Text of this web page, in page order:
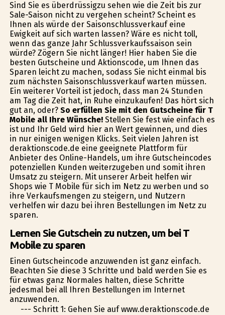
Sind Sie es überdrüssigzu sehen wie die Zeit bis zur
Sale-Saison nicht zu vergehen scheint? Scheint es
Ihnen als würde der Saisonschlussverkauf eine
Ewigkeit auf sich warten lassen? Wäre es nicht toll,
wenn das ganze Jahr Schlussverkaufssaison sein
würde? Zögern Sie nicht länger! Hier haben Sie die
besten Gutscheine und Aktionscode, um Ihnen das
Sparen leicht zu machen, sodass Sie nicht einmal bis
zum nächsten Saisonschlussverkauf warten müssen.
Ein weiterer Vorteil ist jedoch, dass man 24 Stunden
am Tag die Zeit hat, in Ruhe einzukaufen! Das hört sich
gut an, oder? So erfüllen Sie mit den Gutscheine für T
Mobile all Ihre Wünsche!Stellen Sie fest wie einfach es
ist und Ihr Geld wird hier an Wert gewinnen, und dies
in nur einigen wenigen Klicks. Seit vielen Jahren ist
deraktionscode.de eine geeignete Plattform für
Anbieter des Online-Handels, um ihre Gutscheincodes
potenziellen Kunden weiterzugeben und somit ihren
Umsatz zu steigern. Mit unserer Arbeit helfen wir
Shops wie T Mobile für sich im Netz zu werben und so
ihre Verkaufsmengen zu steigern, und Nutzern
verhelfen wir dazu bei ihren Bestellungen im Netz zu
sparen.
Lernen Sie Gutschein zu nutzen, um bei T
Mobile zu sparen
Einen Gutscheincode anzuwenden ist ganz einfach.
Beachten Sie diese 3 Schritte und bald werden Sie es
für etwas ganz Normales halten, diese Schritte
jedesmal bei all Ihren Bestellungen im Internet
anzuwenden.
--- Schritt 1: Gehen Sie auf www.deraktionscode.de